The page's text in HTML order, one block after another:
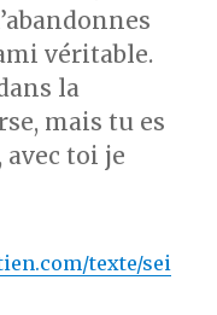
véritable.
la
mais tu es
avec toi je
texte/sei